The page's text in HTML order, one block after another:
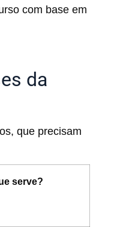
com base em
da
que precisam
serve?